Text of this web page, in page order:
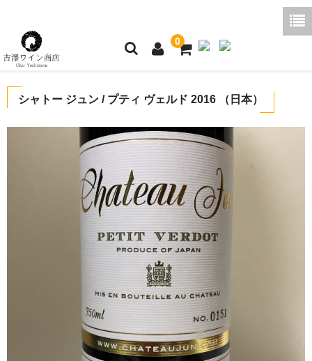
0
シャトー ジュン / プティ ヴェルド 2016 （日本）